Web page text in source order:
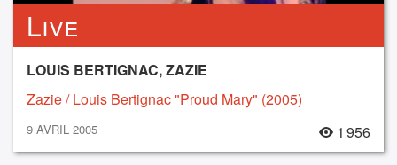
Live
LOUIS BERTIGNAC, ZAZIE
Zazie / Louis Bertignac "Proud Mary" (2005)
9 AVRIL 2005 1 956